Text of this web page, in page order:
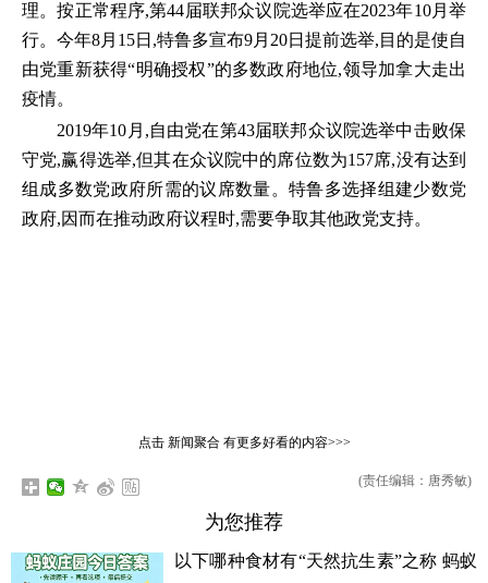
理。按正常程序,第44届联邦众议院选举应在2023年10月举
行。今年8月15日,特鲁多宣布9月20日提前选举,目的是使自
由党重新获得“明确授权”的多数政府地位,领导加拿大走出
疫情。
2019年10月,自由党在第43届联邦众议院选举中击败保
守党,赢得选举,但其在众议院中的席位数为157席,没有达到
组成多数党政府所需的议席数量。特鲁多选择组建少数党
政府,因而在推动政府议程时,需要争取其他政党支持。
点击 新闻聚合有更多好看的内容>>>
(责任编辑：唐秀敏)
为您推荐
以下哪种食材有“天然抗生素”之称 蚂蚁